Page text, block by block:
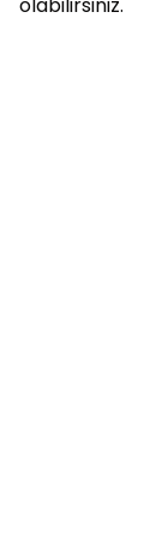
olabilirsiniz.